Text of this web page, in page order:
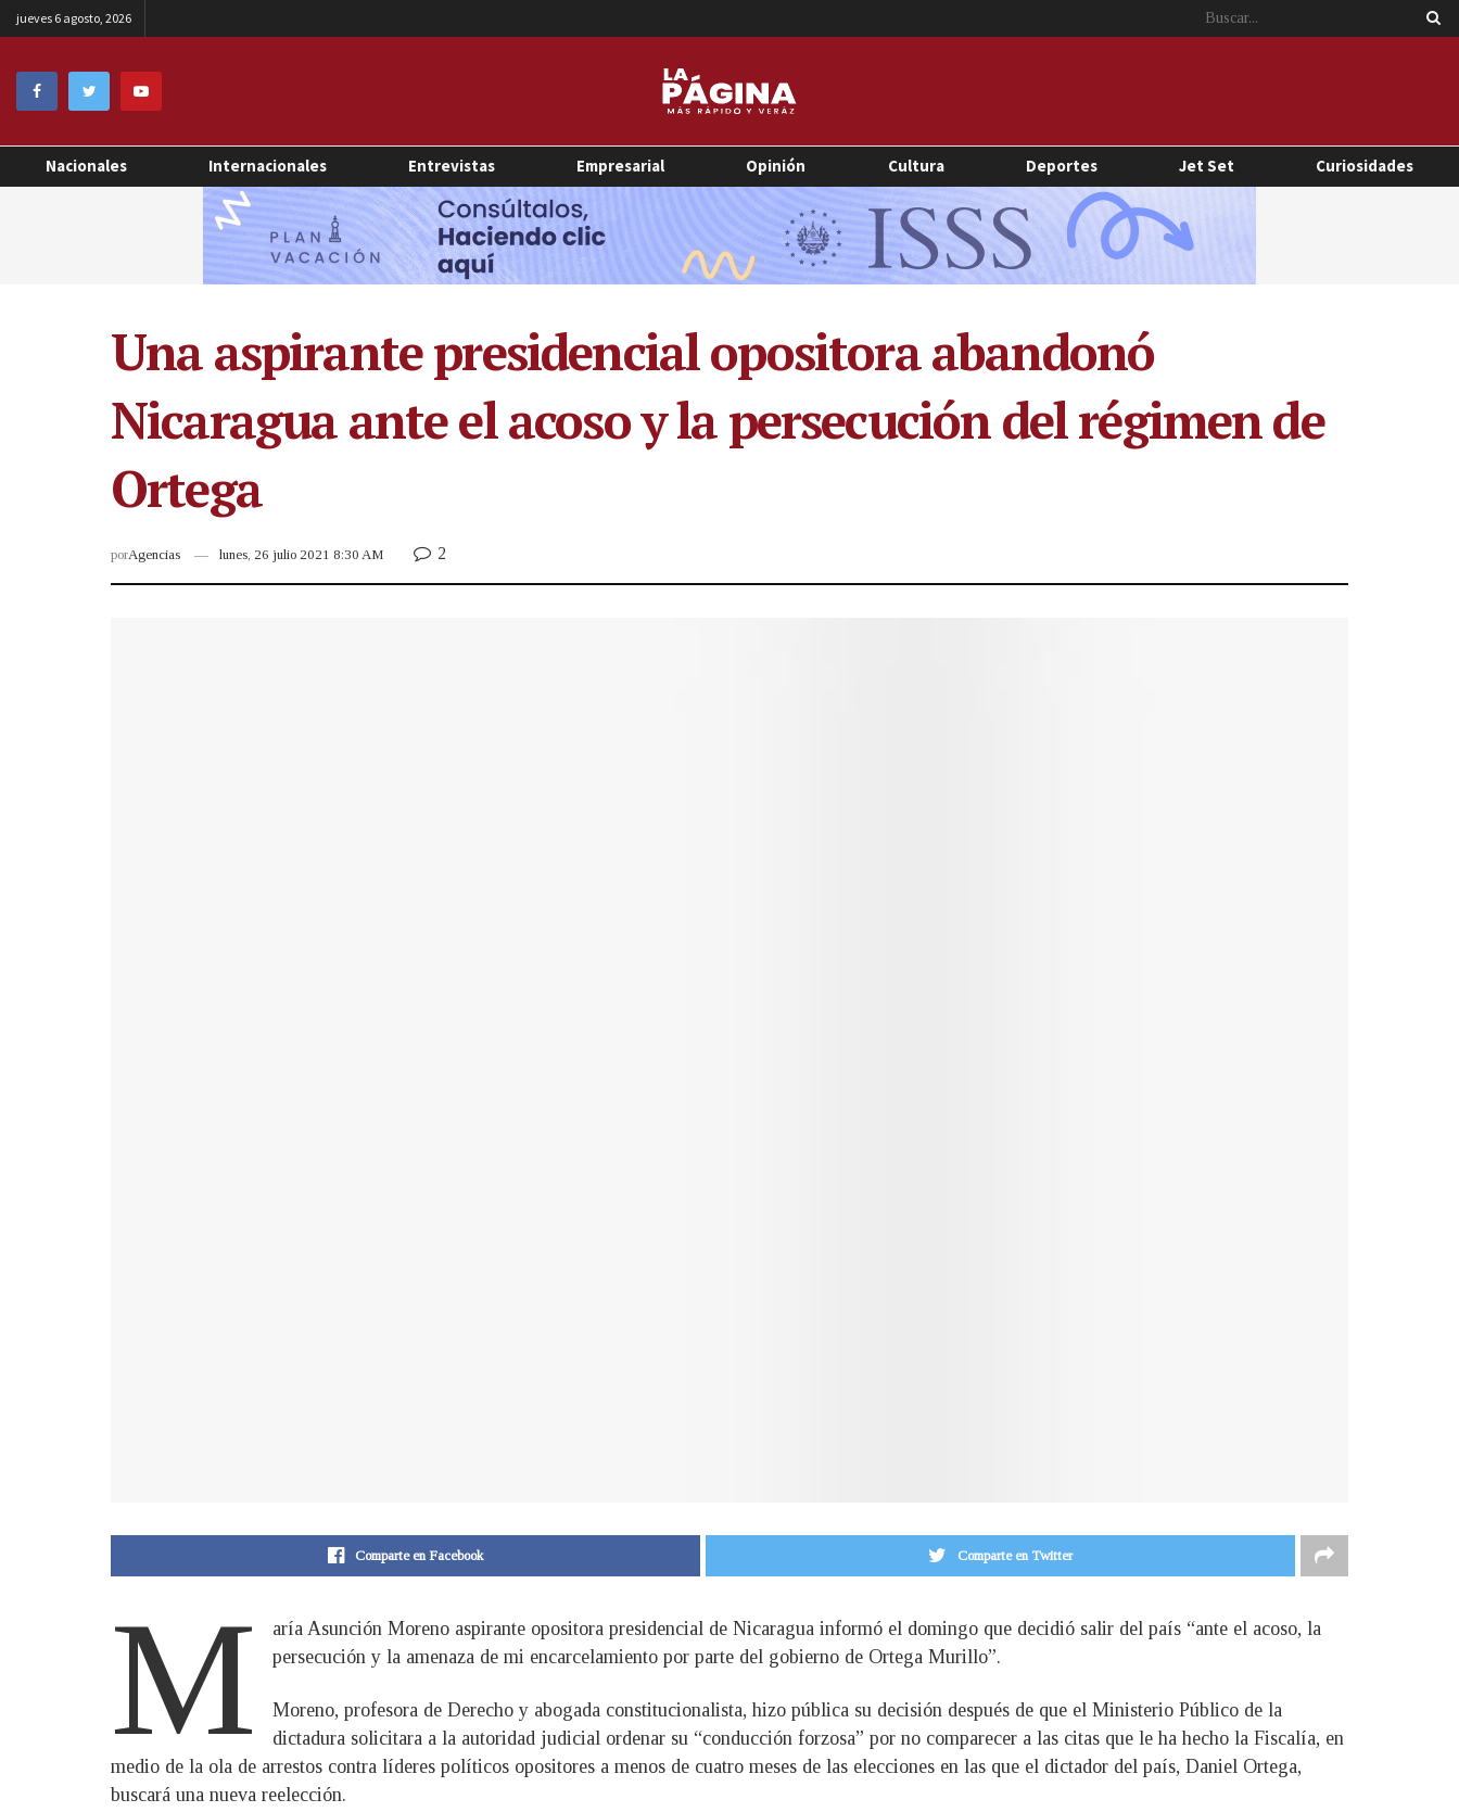
jueves 6 agosto, 2026
Nacionales Internacionales Entrevistas Empresarial Opinión Cultura Deportes Jet Set Curiosidades
Una aspirante presidencial opositora abandonó
Nicaragua ante el acoso y la persecución del régimen de
Ortega
porAgencias lunes, 26 julio 2021 8:30 AM 2
Comparte en Facebook Comparte en Twitter
M
aría Asunción Moreno aspirante opositora presidencial de Nicaragua informó el domingo que decidió salir del país “ante el acoso, la
persecución y la amenaza de mi encarcelamiento por parte del gobierno de Ortega Murillo”.
Moreno, profesora de Derecho y abogada constitucionalista, hizo pública su decisión después de que el Ministerio Público de la
dictadura solicitara a la autoridad judicial ordenar su “conducción forzosa” por no comparecer a las citas que le ha hecho la Fiscalía, en
medio de la ola de arrestos contra líderes políticos opositores a menos de cuatro meses de las elecciones en las que el dictador del país, Daniel Ortega,
buscará una nueva reelección.